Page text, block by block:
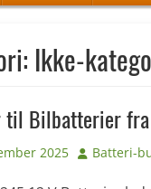
Ikke-
til Bilbatterier
2025 Forfatter
Batteri-